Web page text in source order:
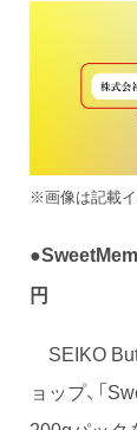
※画像は記載イ
円
SEIKO
ョップ、「